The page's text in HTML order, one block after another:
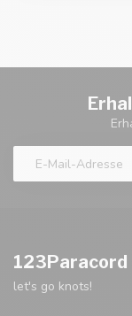
123Paracord
let's go knots!